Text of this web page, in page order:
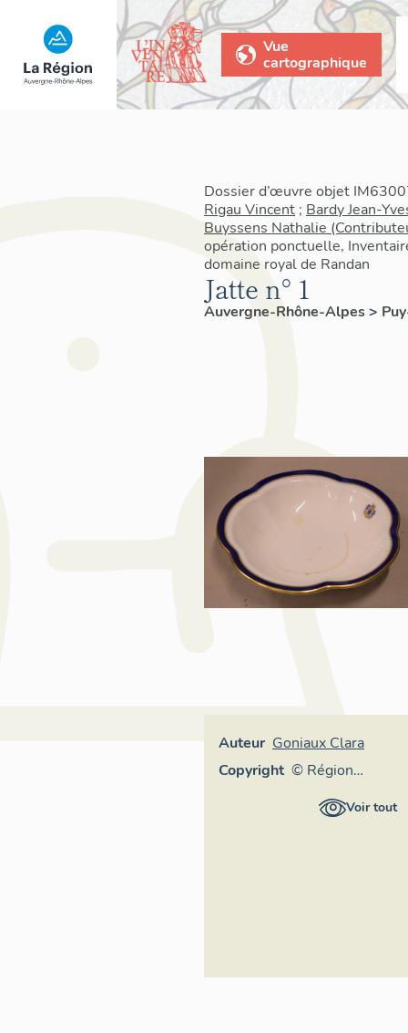
Vue
cartographique
Dossier d’œuvre objet
Rigau Vincent ; Bardy Jean-
Buyssens Nathalie
opération ponctuelle,
domaine royal de Randan
Jatte n° 1
Auvergne-Rhône-Alpes>
Auteur Goniaux Clara
Copyright © Région
Auvergne-Voir tout